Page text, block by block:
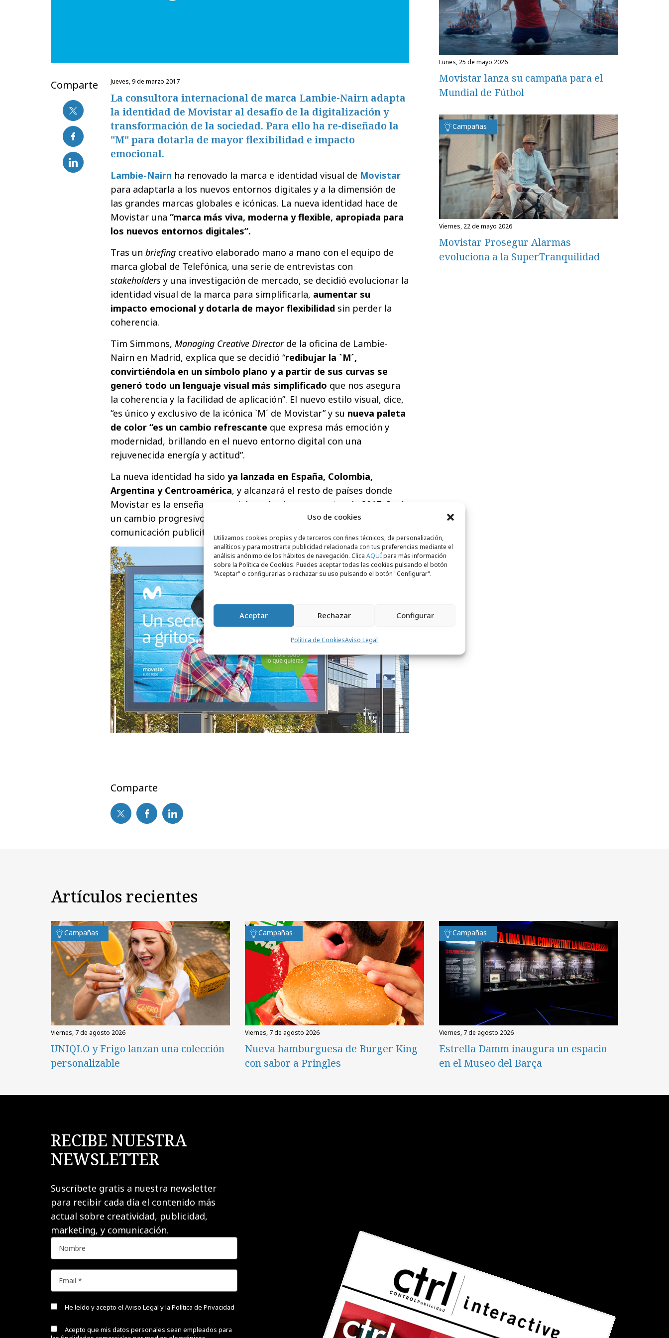
Uso de cookies
Utilizamos cookies propias y de terceros con fines técnicos, de personalización,
analíticos y para mostrarte publicidad relacionada con tus preferencias mediante el
análisis anónimo de los hábitos de navegación. Clica AQUÍpara más información
sobre la Política de Cookies. Puedes aceptar todas las cookies pulsando el botón
"Aceptar" o configurarlas o rechazar su uso pulsando el botón "Configurar".
Aceptar Rechazar Configurar
Política de CookiesAviso Legal
Comparte jueves, 9 de marzo 2017
La consultora internacional de marca Lambie-Nairn adapta
la identidad de Movistar al desafío de la digitalización y
transformación de la sociedad. Para ello ha re-diseñado la
"M" para dotarla de mayor flexibilidad e impacto
emocional.
Lambie-Nairn ha renovado la marca e identidad visual de Movistar
para adaptarla a los nuevos entornos digitales y a la dimensión de
las grandes marcas globales e icónicas. La nueva identidad hace de
Movistar una “marca más viva, moderna y flexible, apropiada para
los nuevos entornos digitales”.
Tras un briefing creativo elaborado mano a mano con el equipo de
marca global de Telefónica, una serie de entrevistas con
stakeholders y una investigación de mercado, se decidió evolucionar la
identidad visual de la marca para simplificarla, aumentar su
impacto emocional y dotarla de mayor flexibilidad sin perder la
coherencia.
Tim Simmons, Managing Creative Directorde la oficina de Lambie-
Nairn en Madrid, explica que se decidió “redibujar la `M´,
convirtiéndola en un símbolo plano y a partir de sus curvas se
generó todo un lenguaje visual más simplificado que nos asegura
la coherencia y la facilidad de aplicación”. El nuevo estilo visual, dice,
“es único y exclusivo de la icónica `M´ de Movistar” y su nueva paleta
de color “es un cambio refrescante que expresa más emoción y
modernidad, brillando en el nuevo entorno digital con una
rejuvenecida energía y actitud”.
La nueva identidad ha sido ya lanzada en España, Colombia,
Argentina y Centroamérica, y alcanzará el resto de países donde
Movistar es la enseña comercial en el primer semestre de 2017. Será
un cambio progresivo que comenzará en canales digitales y
comunicación publicitaria.
Comparte
lunes, 25 de mayo 2026
Movistar lanza su campaña para el
Mundial de Fútbol
Campañas
viernes, 22 de mayo 2026
Movistar Prosegur Alarmas
evoluciona a la SuperTranquilidad
Artículos recientes
Campañas
viernes, 7 de agosto 2026
UNIQLO y Frigo lanzan una colección
personalizable
Campañas
viernes, 7 de agosto 2026
Nueva hamburguesa de Burger King
con sabor a Pringles
Campañas
viernes, 7 de agosto 2026
Estrella Damm inaugura un espacio
en el Museo del Barça
RECIBE NUESTRA
NEWSLETTER
Suscríbete gratis a nuestra newsletter
para recibir cada día el contenido más
actual sobre creatividad, publicidad,
marketing, y comunicación.
He leído y acepto el Aviso Legal y la Política de Privacidad
Acepto que mis datos personales sean empleados para